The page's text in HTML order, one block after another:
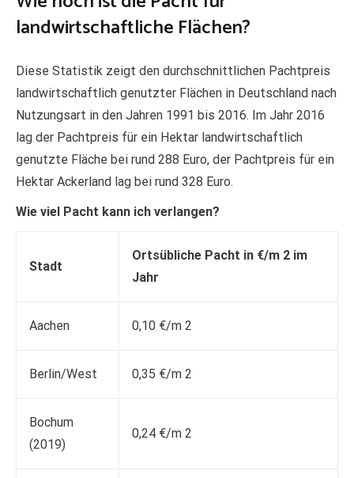
landwirtschaftliche Flächen?
Diese Statistik zeigt den durchschnittlichen Pachtpreis
landwirtschaftlich genutzter Flächen in Deutschland nach
Nutzungsart in den Jahren 1991 bis 2016. Im Jahr 2016
lag der Pachtpreis für ein Hektar landwirtschaftlich
genutzte Fläche bei rund 288 Euro, der Pachtpreis für ein
Hektar Ackerland lag bei rund 328 Euro.
Wie viel Pacht kann ich verlangen?
Stadt
Ortsübliche Pacht in €/m 2 im
Jahr
Aachen 0,10 €/m 2
Berlin/West 0,35 €/m 2
Bochum
(2019)
0,24 €/m 2